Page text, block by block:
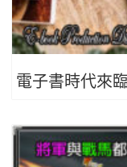
電子書時代來